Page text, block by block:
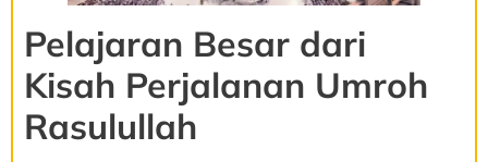
Pelajaran Besar dari
Kisah Perjalanan Umroh
Rasulullah